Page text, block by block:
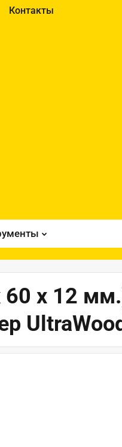
Контакты
60 x 12